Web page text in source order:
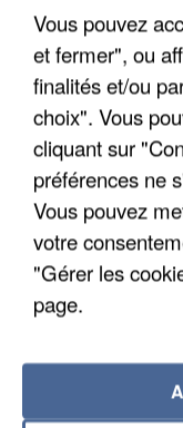
APRÈS TOUTES
DE FAUNE
Vous pouvez
et fermer", ou
finalités et/ou
choix". Vous
cliquant sur
préférences ne
Vous pouvez
votre
"Gérer les
page.